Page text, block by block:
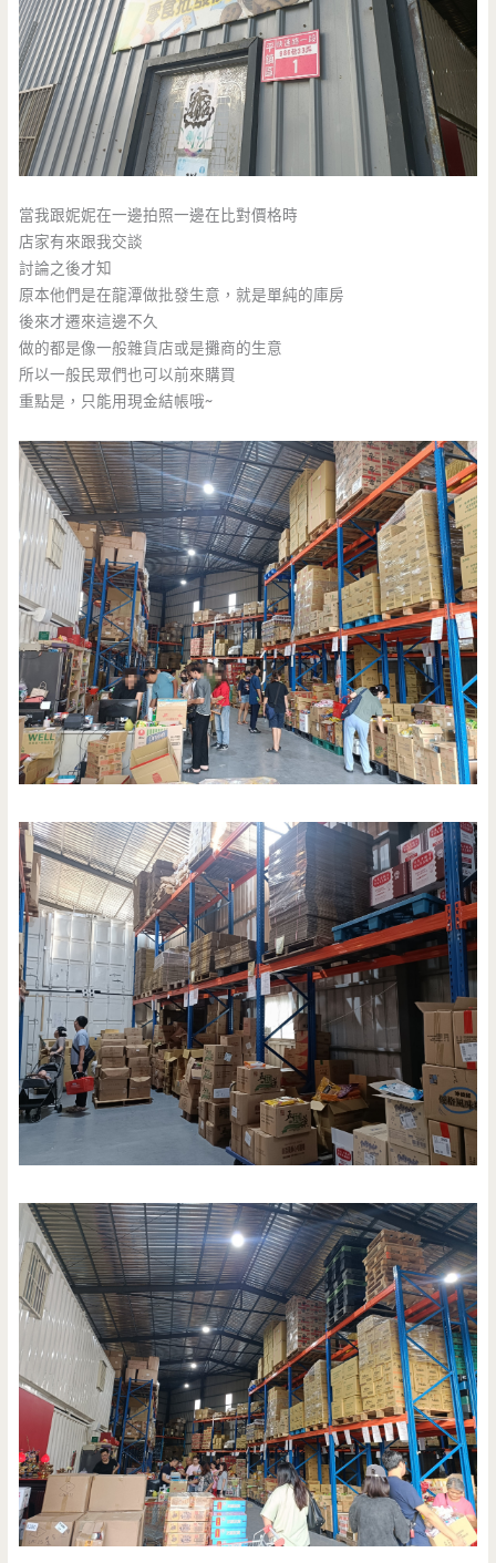
當我跟妮妮在一邊拍照一邊在比對價格時
店家有來跟我交談
討論之後才知
原本他們是在龍潭做批發生意，就是單純的庫房
後來才遷來這邊不久
做的都是像一般雜貨店或是攤商的生意
所以一般民眾們也可以前來購買
重點是，只能用現金結帳哦~